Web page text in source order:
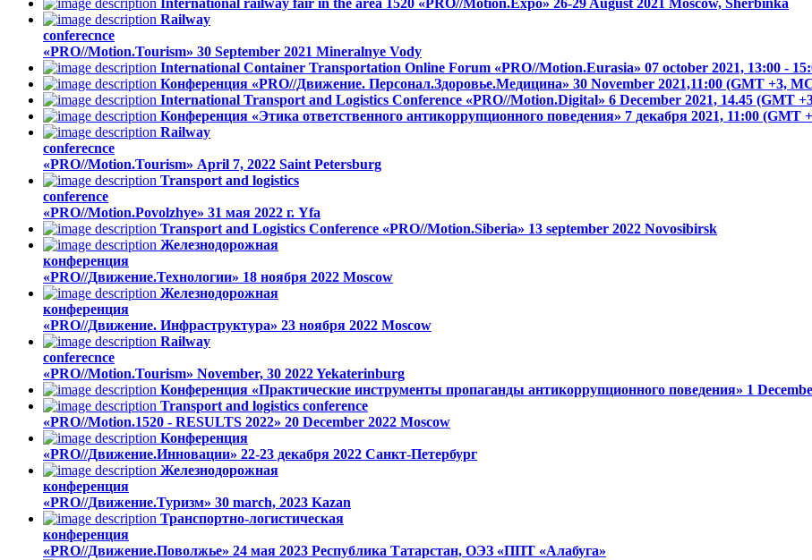
International railway fair in the area 1520 «PRO//Motion.Expo» 26-29 August 2021 Moscow, Sherbinka
Railway
conferecnce
«PRO//Motion.Tourism» 30 September 2021 Mineralnye Vody
International Container Transportation Online Forum «PRO//Motion.Eurasia» 07 october 2021, 13:00 -
Конференция «PRO//Движение. Персонал.Здоровье.Медицина» 30 November 2021,11:00 (GMT +3,
International Transport and Logistics Conference «PRO//Motion.Digital» 6 December 2021, 14.45 (GMT
Конференция «Этика ответственного антикоррупционного поведения» 7 декабря 2021, 11:00
Railway
conferecnce
«PRO//Motion.Tourism» April 7, 2022 Saint Petersburg
Transport and logistics
conference
«PRO//Motion.Povolzhye» 31 мая 2022 г. Yfa
Transport and Logistics Conference «PRO//Motion.Siberia» 13 september 2022 Novosibirsk
Железнодорожная
конференция
«PRO//Движение.Технологии» 18 ноября 2022 Moscow
Железнодорожная
конференция
«PRO//Движение. Инфраструктура» 23 ноября 2022 Moscow
Railway
conferecnce
«PRO//Motion.Tourism» November, 30 2022Yekaterinburg
Конференция «Практические инструменты пропаганды антикоррупционного поведения» 1
Transport and logistics conference
«PRO//Motion.1520 - RESULTS 2022» 20 December 2022 Moscow
Конференция
«PRO//Движение.Инновации» 22-23 декабря 2022 Санкт-Петербург
Железнодорожная
конференция
«PRO//Движение.Туризм» 30 march, 2023 Kazan
Транспортно-логистическая
конференция
«PRO//Движение.Поволжье» 24 мая 2023 Республика Татарстан, ОЭЗ «ППТ «Алабуга»